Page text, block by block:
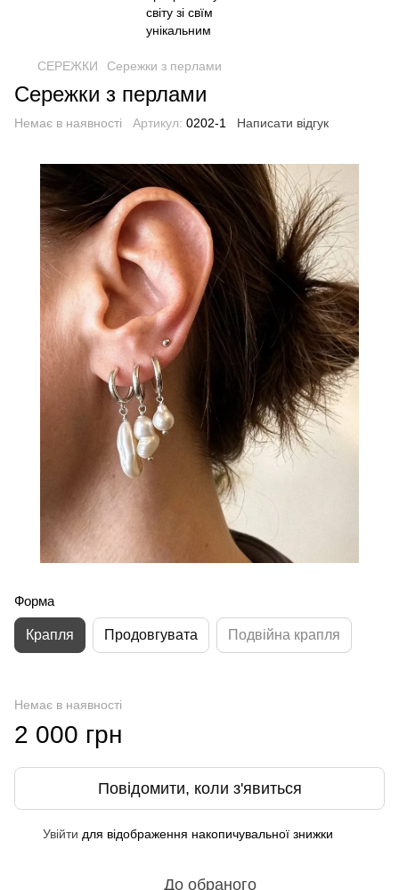
СЕРЕЖКИ Сережки з перлами
Сережки з перлами
Немає в наявності Артикул: 0202-1 Написати відгук
Форма
Крапля Продовгувата Подвійна крапля
Немає в наявності
2 000 грн
Повідомити, коли з'явиться
Увійти для відображення накопичувальної знижки
До обраного